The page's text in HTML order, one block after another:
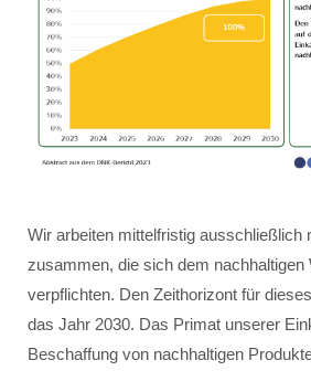
Wir arbeiten mittelfristig ausschließlich
zusammen, die sich dem nachhaltigen
verpflichten. Den Zeithorizont für
das Jahr 2030. Das Primat unserer
Beschaffung von nachhaltigen